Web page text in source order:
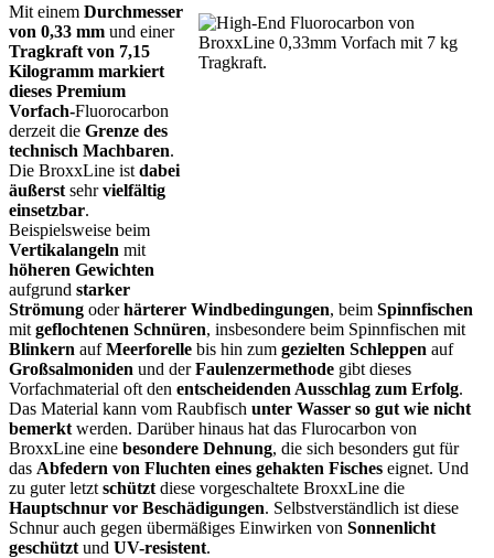
Mit einem Durchmesser
von 0,33 mm und einer
Tragkraft von 7,15
Kilogramm markiert
dieses Premium
Vorfach-Fluorocarbon
derzeit die Grenze des
technisch Machbaren.
Die BroxxLine ist dabei
äußerst sehrvielfältig
einsetzbar.
Beispielsweise beim
Vertikalangeln mit
höheren Gewichten
aufgrund starker
Strömung oderhärterer Windbedingungen, beim Spinnfischen
mit geflochtenen Schnüren, insbesondere beim Spinnfischen mit
Blinkern aufMeerforelle bis hin zum gezielten Schleppen auf
Großsalmoniden und derFaulenzermethode gibt dieses
Vorfachmaterial oft den entscheidenden Ausschlag zum Erfolg.
Das Material kann vom Raubfisch unter Wasser so gut wie nicht
bemerkt werden. Darüber hinaus hat das Flurocarbon von
BroxxLine eine besondere Dehnung, die sich besonders gut für
das Abfedern von Fluchten eines gehakten Fisches eignet. Und
zu guter letzt schützt diese vorgeschaltete BroxxLine die
Hauptschnur vor Beschädigungen. Selbstverständlich ist diese
Schnur auch gegen übermäßiges Einwirken von Sonnenlicht
geschützt und UV-resistent.